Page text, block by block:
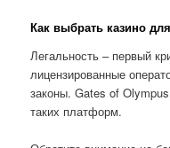
Как выбрать казино
Легальность – первый
лицензированные
законы. Gates of
таких платформ.